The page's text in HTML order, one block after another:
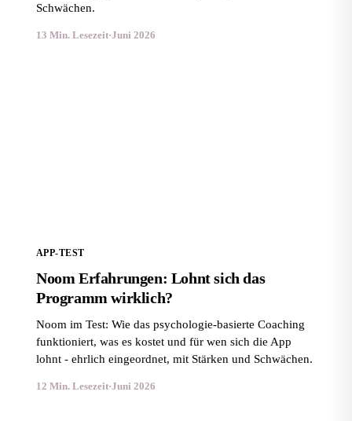
Schwächen.
13 Min. Lesezeit·Juni 2026
APP-TEST
Noom Erfahrungen: Lohnt sich das
Programm wirklich?
Noom im Test: Wie das psychologie-basierte Coaching
funktioniert, was es kostet und für wen sich die App
lohnt - ehrlich eingeordnet, mit Stärken und Schwächen.
12 Min. Lesezeit·Juni 2026